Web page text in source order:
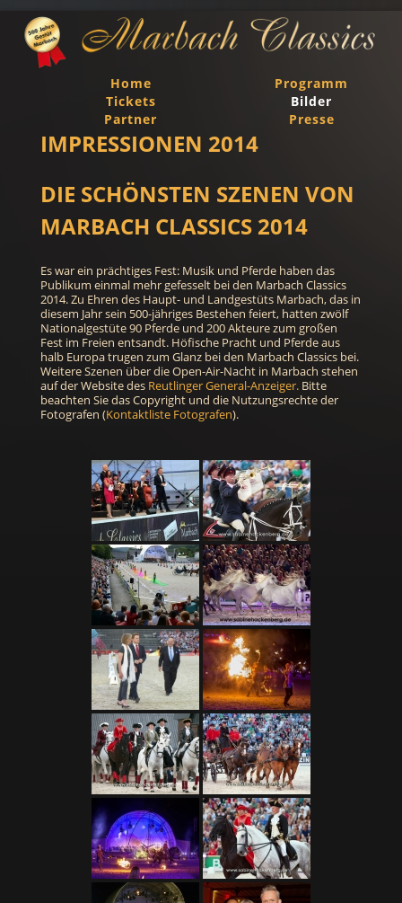
Home
Programm
Tickets
Bilder
Partner
Presse
IMPRESSIONEN 2014
DIE SCHÖNSTEN SZENEN VON
MARBACH CLASSICS 2014
Es war ein prächtiges Fest: Musik und Pferde haben das
Publikum einmal mehr gefesselt bei den Marbach Classics
2014. Zu Ehren des Haupt- und Landgestüts Marbach, das in
diesem Jahr sein 500-jähriges Bestehen feiert, hatten zwölf
Nationalgestüte 90 Pferde und 200 Akteure zum großen
Fest im Freien entsandt. Höfische Pracht und Pferde aus
halb Europa trugen zum Glanz bei den Marbach Classics bei.
Weitere Szenen über die Open-Air-Nacht in Marbach stehen
auf der Website des Reutlinger General-Anzeiger. Bitte
beachten Sie das Copyright und die Nutzungsrechte der
Fotografen (Kontaktliste Fotografen).